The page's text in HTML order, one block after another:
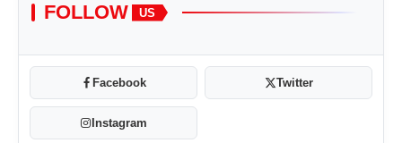
FOLLOW US
Facebook Twitter
Instagram